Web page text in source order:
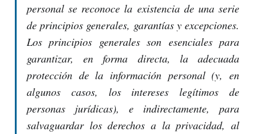
personal se reconoce la existencia de una serie
de principios generales, garantías y excepciones.
Los principios generales son esenciales para
garantizar, en forma directa, la adecuada
protección de la información personal (y, en
algunos casos, los intereses legítimos de
personas jurídicas), e indirectamente, para
salvaguardar los derechos a la privacidad, al